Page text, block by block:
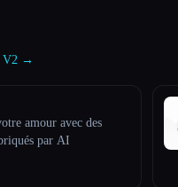
V2 →
amour avec des
par AI